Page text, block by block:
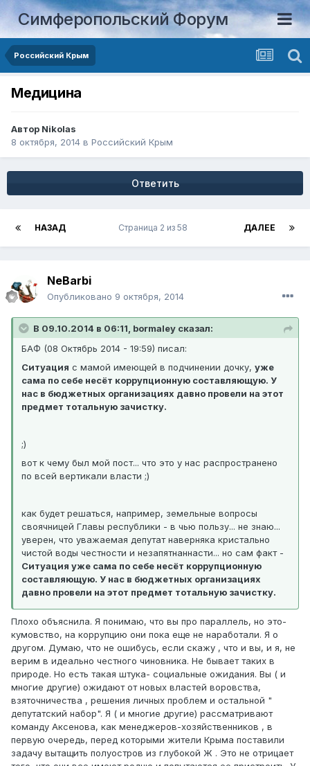
Симферопольский Форум
Российский Крым
Медицина
Автор Nikolas
8 октября, 2014 в Российский Крым
Ответить
НАЗАД ДАЛЕЕ
Страница 2 из 58
NeBarbi
Опубликовано 9 октября, 2014
В 09.10.2014 в 06:11, bormaley сказал:
БАФ (08 Октябрь 2014 - 19:59) писал:
Ситуация с мамой имеющей в подчинении дочку, уже
сама по себе несёт коррупционную составляющую. У
нас в бюджетных организациях давно провели на этот
предмет тотальную зачистку.
;)
вот к чему был мой пост... что это у нас распространено
по всей вертикали власти ;)
как будет решаться, например, земельные вопросы
своячницей Главы республики - в чью пользу... не знаю...
уверен, что уважаемая депутат наверняка кристально
чистой воды честности и незапятнаннасти... но сам факт -
Ситуация уже сама по себе несёт коррупционную
составляющую. У нас в бюджетных организациях
давно провели на этот предмет тотальную зачистку.
Плохо объяснила. Я понимаю, что вы про параллель, но это-
кумовство, на коррупцию они пока еще не наработали. Я о
другом. Думаю, что не ошибусь, если скажу , что и вы, и я, не
верим в идеально честного чиновника. Не бывает таких в
природе. Но есть такая штука- социальные ожидания. Вы ( и
многие другие) ожидают от новых властей воровства,
взяточничества , решения личных проблем и остальной "
депутатский набор". Я ( и многие другие) рассматривают
команду Аксенова, как менеджеров-хозяйственников , в
первую очередь, перед которыми жители Крыма поставили
задачу вытащить полуостров из глубокой Ж . Это не отрицает